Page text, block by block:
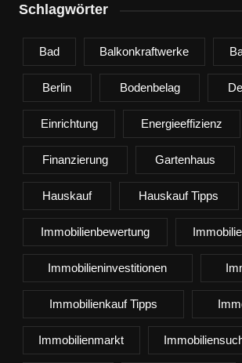
Schlagwörter
Bad Balkonkraftwerke
Berlin Bodenbelag
Einrichtung Energieeffizienz
Finanzierung Gartenhaus
Hauskauf Hauskauf Tipps
Immobilienbewertung
Immobilieninvestitionen
Immobilienkauf Tipps
Immobilienmarkt